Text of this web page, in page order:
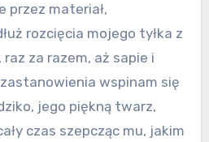
przez materiał,
rozcięcia mojego tyłka z
za razem, aż sapie i
wspinam się
jego piękną twarz,
czas szepcząc mu, jakim